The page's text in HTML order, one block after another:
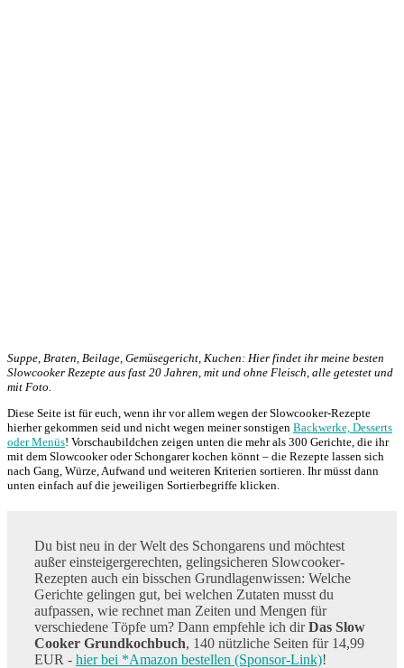
Suppe, Braten, Beilage, Gemüsegericht, Kuchen: Hier findet ihr meine besten
Slowcooker Rezepte aus fast 20 Jahren, mit und ohne Fleisch, alle getestet und
mit Foto.
Diese Seite ist für euch, wenn ihr vor allem wegen der Slowcooker-Rezepte
hierher gekommen seid und nicht wegen meiner sonstigen Backwerke, Desserts
oder Menüs! Vorschaubildchen zeigen unten die mehr als 300 Gerichte, die ihr
mit dem Slowcooker oder Schongarer kochen könnt – die Rezepte lassen sich
nach Gang, Würze, Aufwand und weiteren Kriterien sortieren. Ihr müsst dann
unten einfach auf die jeweiligen Sortierbegriffe klicken.
Du bist neu in der Welt des Schongarens und möchtest
außer einsteigergerechten, gelingsicheren Slowcooker-
Rezepten auch ein bisschen Grundlagenwissen: Welche
Gerichte gelingen gut, bei welchen Zutaten musst du
aufpassen, wie rechnet man Zeiten und Mengen für
verschiedene Töpfe um? Dann empfehle ich dirDas Slow
Cooker Grundkochbuch, 140 nützliche Seiten für 14,99
EUR - hier bei *Amazon bestellen (Sponsor-Link)!